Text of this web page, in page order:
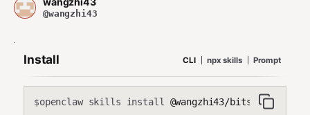
@wangzhi43
Install CLI npx skills Prompt
$openclaw skills install @wangzhi43/bitsoul-